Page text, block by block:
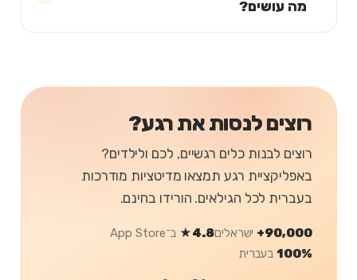
מה עושים?
רוצים לנסות את רגע?
רוצים לבנות כלים רגשיים, לכם ולילדים?
באפליקציית רגע תמצאו מדיטציות מודרכות
בעברית לכל הגילאים. הורידו בחינם.
90,000+ ישראלים4.8★
ב־App Store
100%בעברית